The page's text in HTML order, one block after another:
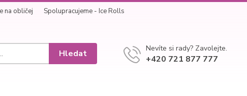
na obličej Spolupracujeme - Ice Rolls
Hledat Nevíte si rady? Zavolejte.
+420 721 877 777